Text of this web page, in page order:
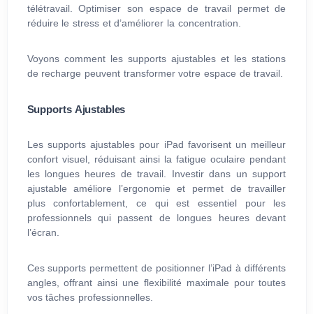
télétravail. Optimiser son espace de travail permet de
réduire le stress et d’améliorer la concentration.
Voyons comment les supports ajustables et les stations
de recharge peuvent transformer votre espace de travail.
Supports Ajustables
Les supports ajustables pour iPad favorisent un meilleur
confort visuel, réduisant ainsi la fatigue oculaire pendant
les longues heures de travail. Investir dans un support
ajustable améliore l’ergonomie et permet de travailler
plus confortablement, ce qui est essentiel pour les
professionnels qui passent de longues heures devant
l’écran.
Ces supports permettent de positionner l’iPad à différents
angles, offrant ainsi une flexibilité maximale pour toutes
vos tâches professionnelles.